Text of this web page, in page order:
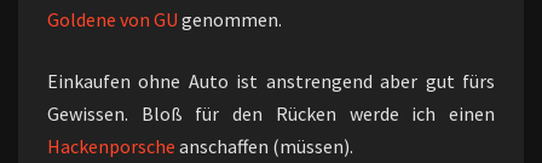
Goldene von GU genommen.
Einkaufen ohne Auto ist anstrengend aber gut fürs
Gewissen. Bloß für den Rücken werde ich einen
Hackenporsche anschaffen (müssen).